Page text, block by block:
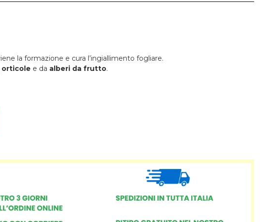
la formazione e cura l’ingiallimento fogliare.
orticole e da alberi da frutto.